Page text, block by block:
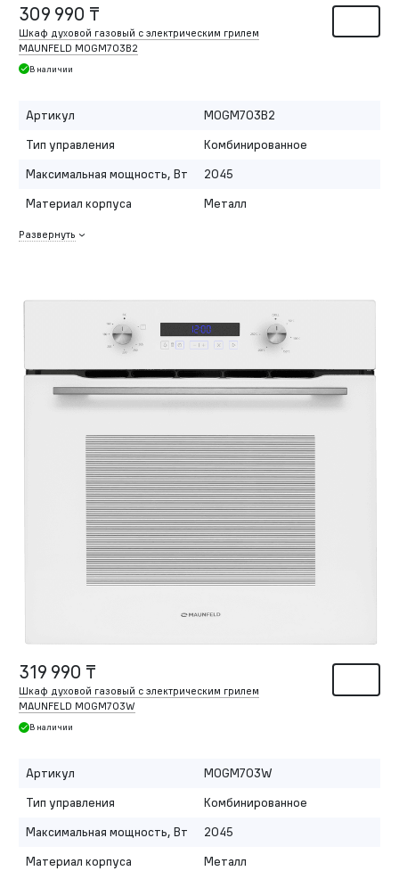
309 990 ₸
Шкаф духовой газовый с электрическим грилем
MAUNFELD MOGM703B2
В наличии
Артикул
MOGM703B2
Тип управления
Комбинированное
Максимальная мощность, Вт
2045
Материал корпуса
Металл
Развернуть
319 990 ₸
Шкаф духовой газовый с электрическим грилем
MAUNFELD MOGM703W
В наличии
Артикул
MOGM703W
Тип управления
Комбинированное
Максимальная мощность, Вт
2045
Материал корпуса
Металл